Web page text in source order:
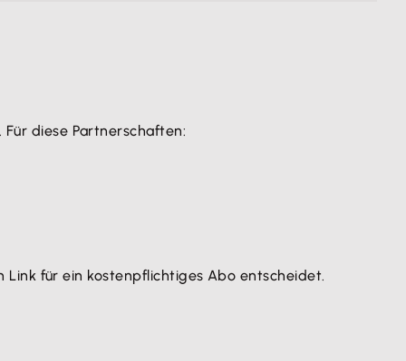
diese Partnerschaften:
für ein kostenpflichtiges Abo entscheidet.